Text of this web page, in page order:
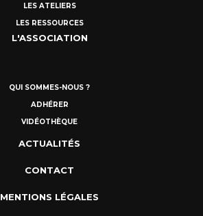
LES ATELIERS
LES RESSOURCES
L'ASSOCIATION
QUI SOMMES-NOUS ?
ADHÉRER
VIDÉOTHÈQUE
ACTUALITÉS
CONTACT
MENTIONS LÉGALES